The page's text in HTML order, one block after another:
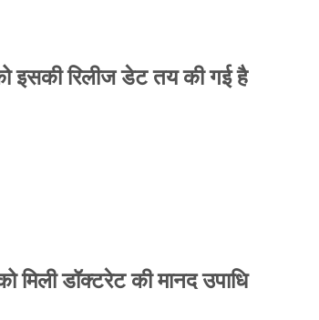
इसकी रिलीज डेट तय की गई है
मिली डॉक्टरेट की मानद उपाधि